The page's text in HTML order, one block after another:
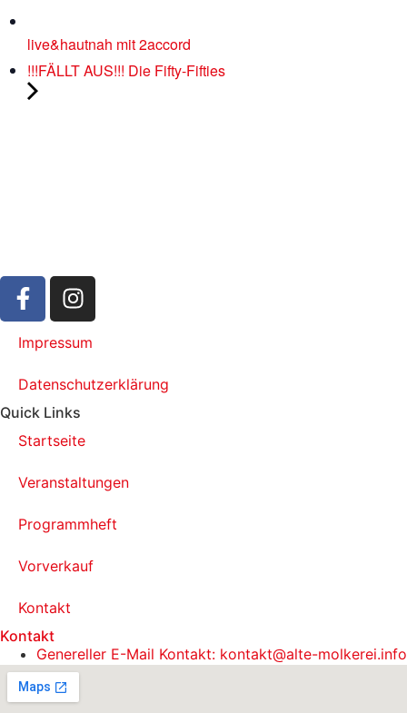
live&hautnah mit 2accord
!!!FÄLLT AUS!!! Die Fifty-Fifties
Impressum
Datenschutzerklärung
Quick Links
Startseite
Veranstaltungen
Programmheft
Vorverkauf
Kontakt
Kontakt
Genereller E-Mail Kontakt: kontakt@alte-molkerei.info